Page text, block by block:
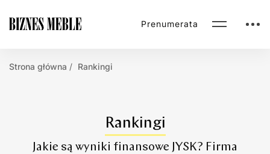
Prenumerata
Strona główna Rankingi
Rankingi
Jakie są wyniki finansowe JYSK? Firma